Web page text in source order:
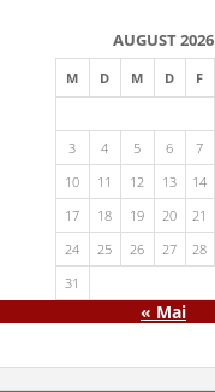
AUGUST 2026
M D M D F
3
4 5 6 7
10
11 12 13 14
17
18 19 20 21
24
25 26 27 28
31
« Mai